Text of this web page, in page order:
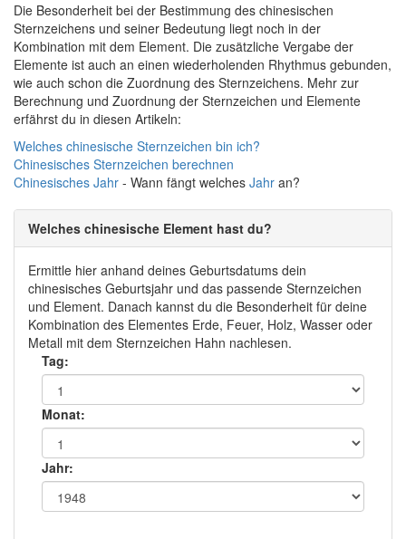
Die Besonderheit bei der Bestimmung des chinesischen
Sternzeichens und seiner Bedeutung liegt noch in der
Kombination mit dem Element. Die zusätzliche Vergabe der
Elemente ist auch an einen wiederholenden Rhythmus gebunden,
wie auch schon die Zuordnung des Sternzeichens. Mehr zur
Berechnung und Zuordnung der Sternzeichen und Elemente
erfährst du in diesen Artikeln:
Welches chinesische Sternzeichen bin ich?
Chinesisches Sternzeichen berechnen
Chinesisches Jahr - Wann fängt welches Jahr an?
Welches chinesische Element hast du?
Ermittle hier anhand deines Geburtsdatums dein
chinesisches Geburtsjahr und das passende Sternzeichen
und Element. Danach kannst du die Besonderheit für deine
Kombination des Elementes Erde, Feuer, Holz, Wasser oder
Metall mit dem Sternzeichen Hahn nachlesen.
Tag:
Monat:
Jahr: